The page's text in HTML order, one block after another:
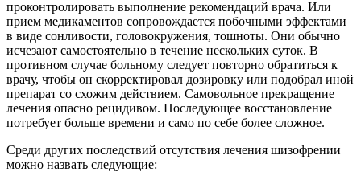
проконтролировать выполнение рекомендаций врача. Или
прием медикаментов сопровождается побочными эффектами
в виде сонливости, головокружения, тошноты. Они обычно
исчезают самостоятельно в течение нескольких суток. В
противном случае больному следует повторно обратиться к
врачу, чтобы он скорректировал дозировку или подобрал иной
препарат со схожим действием. Самовольное прекращение
лечения опасно рецидивом. Последующее восстановление
потребует больше времени и само по себе более сложное.
Среди других последствий отсутствия лечения шизофрении
можно назвать следующие: